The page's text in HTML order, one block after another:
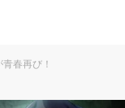
春再び！